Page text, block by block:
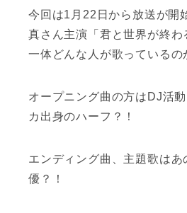
今回は1月22日から放送が開
真さん主演「君と世界が終わ
一体どんな人が歌っているの
オープニング曲の方はDJ活
カ出身のハーフ？！
エンディング曲、主題歌は
優？！